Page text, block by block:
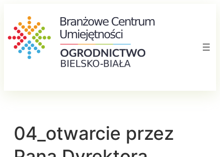
treści
04_otwarcie przez